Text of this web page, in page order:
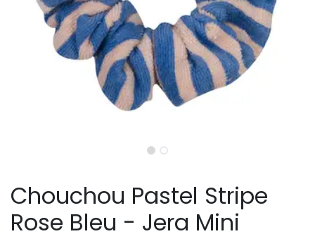
Chouchou Pastel Stripe
Rose Bleu - Jera Mini